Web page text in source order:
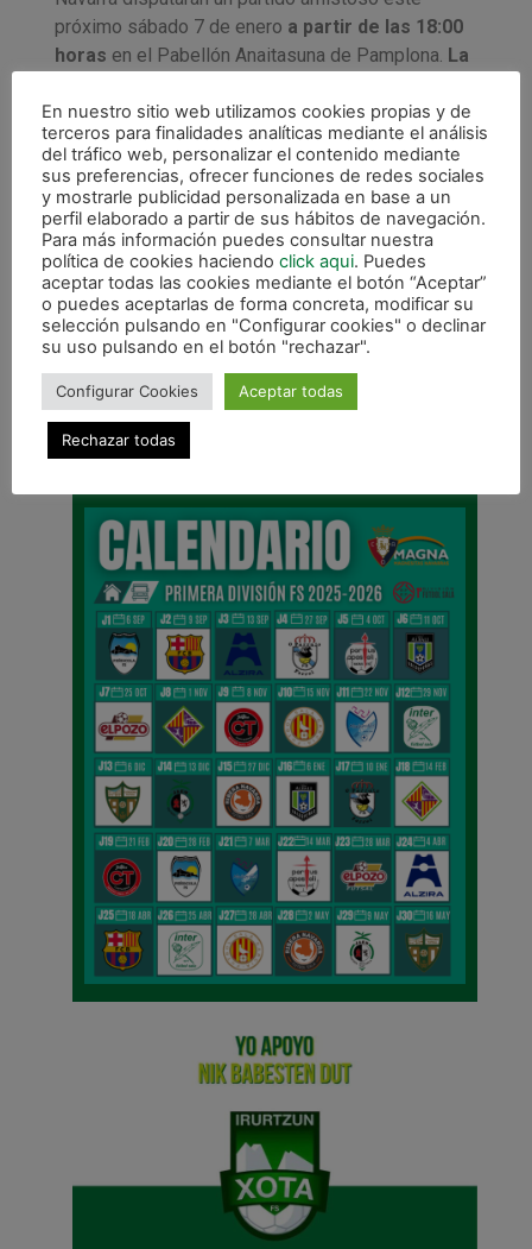
próximo sábado 7 de enero a partir de las 18:00
horas en el Pabellón Anaitasuna de Pamplona. La
Será un derbi que servirá a ambos equipos para
preparar la vuelta a la competición oficial, que en el
caso de los nuestros, tendrá lugar el viernes 13 en
Anaitasuna recibiendo al UMA Antequera desde
las 20:00 horas.
ANTERIOR
El palo evitó que el Tercera sumase ante Kirol Sport
En nuestro sitio web utilizamos cookies propias y de
terceros para finalidades analíticas mediante el análisis
del tráfico web, personalizar el contenido mediante
sus preferencias, ofrecer funciones de redes sociales
y mostrarle publicidad personalizada en base a un
perfil elaborado a partir de sus hábitos de navegación.
Para más información puedes consultar nuestra
política de cookies haciendo click aqui. Puedes
aceptar todas las cookies mediante el botón “Aceptar”
o puedes aceptarlas de forma concreta, modificar su
selección pulsando en "Configurar cookies" o declinar
su uso pulsando en el botón "rechazar".
Configurar Cookies Aceptar todas
Rechazar todas